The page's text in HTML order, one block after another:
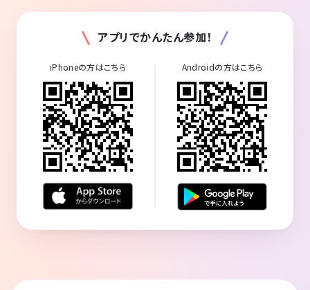
アプリでかんたん参加！
iPhoneの方はこちら Androidの方はこちら